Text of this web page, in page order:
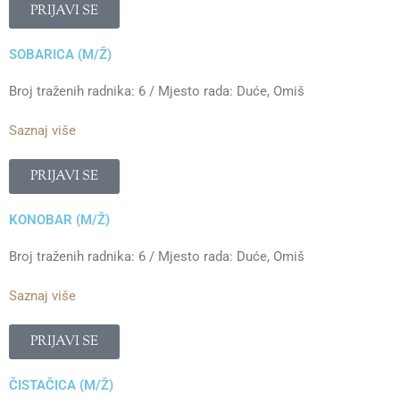
PRIJAVI SE
SOBARICA (M/Ž)
Broj traženih radnika: 6 / Mjesto rada: Duće, Omiš
Saznaj više
PRIJAVI SE
KONOBAR (M/Ž)
Broj traženih radnika: 6 / Mjesto rada: Duće, Omiš
Saznaj više
PRIJAVI SE
ČISTAČICA (M/Ž)